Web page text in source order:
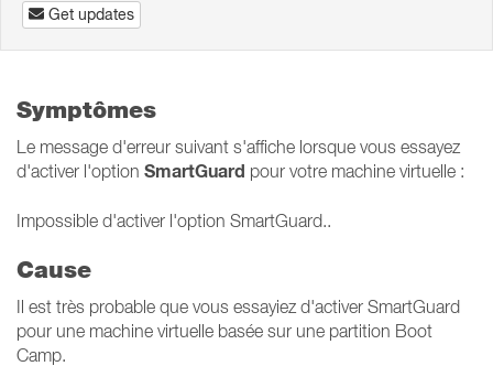
Get updates
Symptômes
Le message d'erreur suivant s'affiche lorsque vous essayez
d'activer l'option SmartGuard pour votre machine virtuelle :
Impossible d'activer l'option SmartGuard..
Cause
Il est très probable que vous essayiez d'activer SmartGuard
pour une machine virtuelle basée sur une partition Boot
Camp.